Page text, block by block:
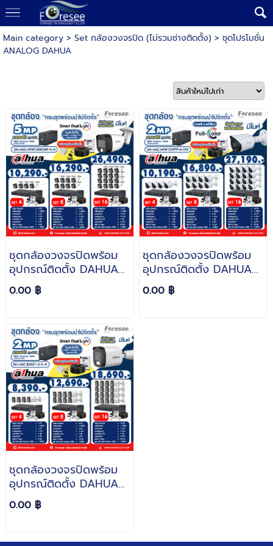
Main category> Set กล้องวงจรปิด (ไม่รวมช่างติดตั้ง) > ชุดโปรโมชั่น
ANALOG DAHUA
ชุดกล้องวงจรปิดพร้อม
อุปกรณ์ติดตั้ง DAHUA
รุ่น DH-HAC-
HFW1500CMP-IL-A ไฟ
Dual Light โหมดภาพสี/
ภาพขาว-ดำ ตอนกลางคืน
ความละเอียด 5 ล้าน มีไมค์
บันทึกภาพพร้อมเสียง
0.00 ฿
ชุดกล้องวงจรปิดพร้อม
อุปกรณ์ติดตั้ง DAHUA
รุ่น DH-HAC-
HFW1239TP-A-LED ไฟ
0.00 ฿
ชุดกล้องวงจรปิดพร้อม
อุปกรณ์ติดตั้ง DAHUA
รุ่น DH-HAC-B2A21-U-
IL-A ไฟส่องอัจฉริยะแบบ
ภาพสี/ภาพขาว-ดำ ตอน
0.00 ฿